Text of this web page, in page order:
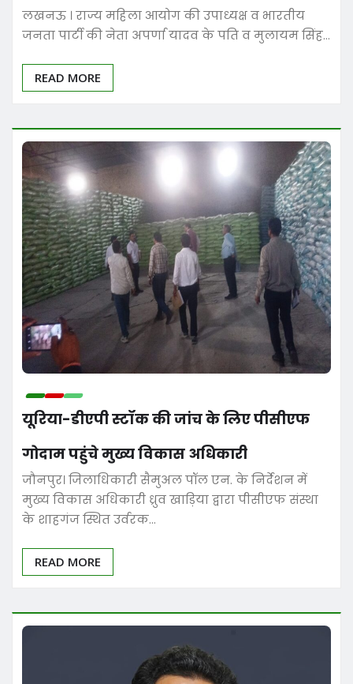
लखनऊ । राज्य महिला आयोग की उपाध्यक्ष व भारतीय
जनता पार्टी की नेता अपर्णा यादव के पति व मुलायम सिंह…
READ MORE
यूरिया-डीएपी स्टॉक की जांच के लिए पीसीएफ
गोदाम पहुंचे मुख्य विकास अधिकारी
जौनपुर। जिलाधिकारी सैमुअल पॉल एन. के निर्देशन में
मुख्य विकास अधिकारी ध्रुव खाड़िया द्वारा पीसीएफ संस्था
के शाहगंज स्थित उर्वरक…
READ MORE